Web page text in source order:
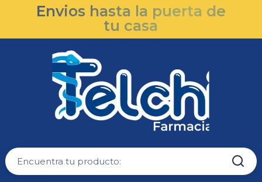
Envios hasta la puerta de
tu casa